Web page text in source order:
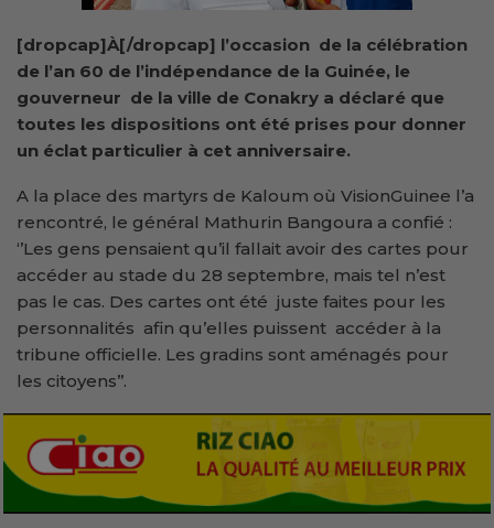
[dropcap]À[/dropcap] l’occasion de la célébration
de l’an 60 de l’indépendance de la Guinée, le
gouverneur de la ville de Conakry a déclaré que
toutes les dispositions ont été prises pour donner
un éclat particulier à cet anniversaire.
A la place des martyrs de Kaloum où VisionGuinee l’a
rencontré, le général Mathurin Bangoura a confié :
‘’Les gens pensaient qu’il fallait avoir des cartes pour
accéder au stade du 28 septembre, mais tel n’est
pas le cas. Des cartes ont été juste faites pour les
personnalités afin qu’elles puissent accéder à la
tribune officielle. Les gradins sont aménagés pour
les citoyens’’.